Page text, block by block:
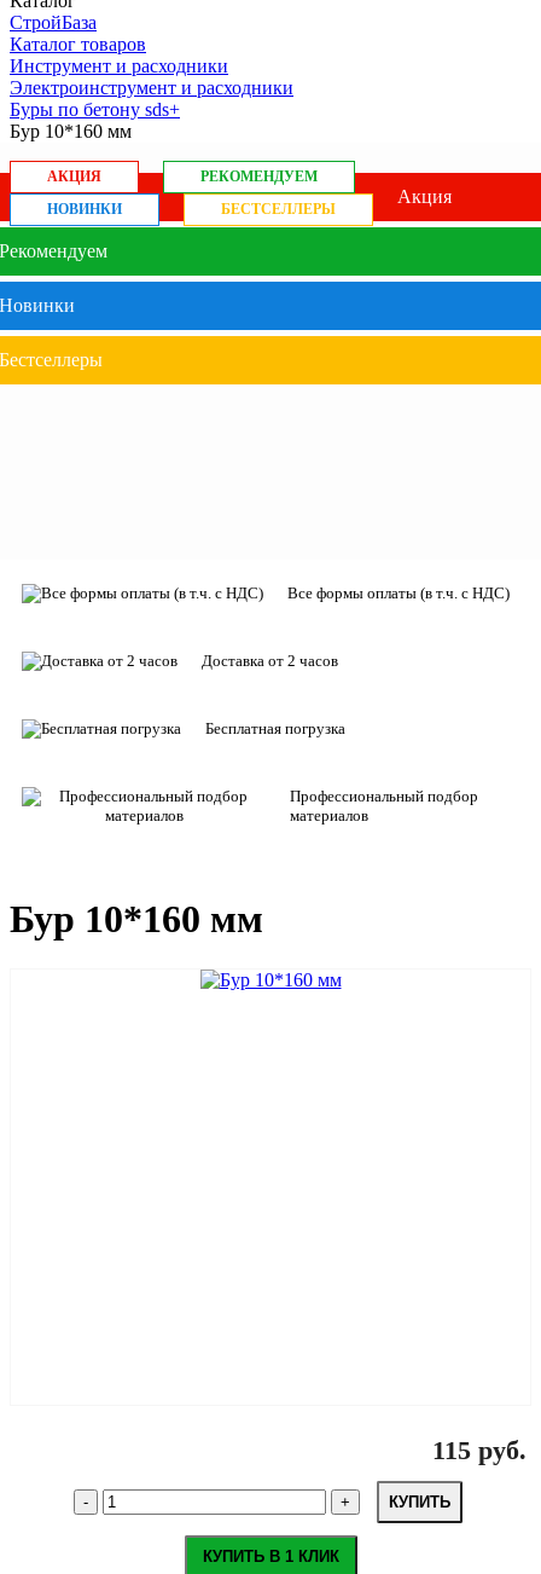
СтройБаза
Каталог товаров
Инструмент и расходники
Электроинструмент и расходники
Буры по бетону sds+
Бур 10*160 мм
АКЦИЯ
РЕКОМЕНДУЕМ
НОВИНКИ
БЕСТСЕЛЛЕРЫ
Акция
Рекомендуем
Новинки
Бестселлеры
Все формы оплаты (в т.ч. с НДС)
Доставка от 2 часов
Бесплатная погрузка
Профессиональный подбор
материалов
Бур 10*160 мм
115 руб.
КУПИТЬ
КУПИТЬ В 1 КЛИК